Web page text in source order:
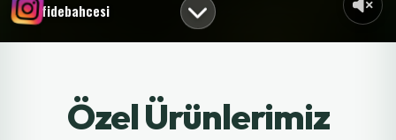
fidebahcesi
Özel Ürünlerimiz